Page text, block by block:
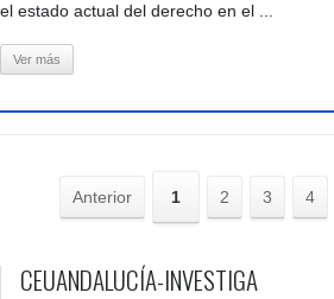
el estado actual del derecho en el ...
Ver más
Anterior 1 2 3 4
CEUANDALUCÍA-INVESTIGA